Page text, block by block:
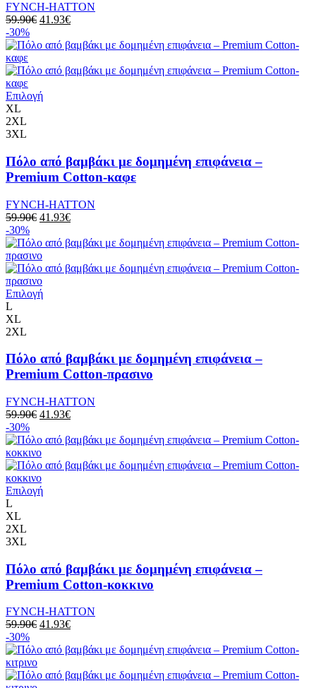
FYNCH-HATTON
59.90€ 41.93€
-30%
Επιλογή
XL
2XL
3XL
Πόλο από βαμβάκι με δομημένη επιφάνεια –
Premium Cotton-καφε
FYNCH-HATTON
59.90€ 41.93€
-30%
Επιλογή
L
XL
2XL
Πόλο από βαμβάκι με δομημένη επιφάνεια –
Premium Cotton-πρασινο
FYNCH-HATTON
59.90€ 41.93€
-30%
Επιλογή
L
XL
2XL
3XL
Πόλο από βαμβάκι με δομημένη επιφάνεια –
Premium Cotton-κοκκινο
FYNCH-HATTON
59.90€ 41.93€
-30%